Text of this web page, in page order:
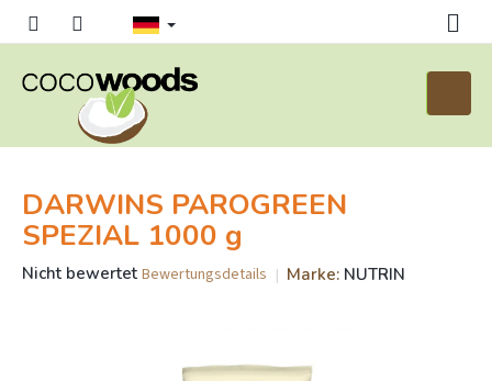
Inhalt
DARWINS PAROGREEN
SPEZIAL 1000 g
Die
Nicht bewertet Bewertungsdetails Marke: NUTRIN